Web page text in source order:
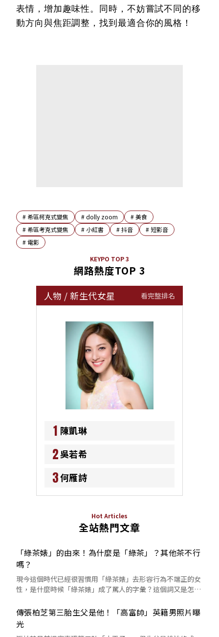
表情，增加趣味性。同時，不妨嘗試不同的移
動方向與焦距調整，找到最適合你的風格！
# 希區柯克式變焦 #dolly zoom #美食
# 希區考克式變焦 # 小紅書 #抖音 # 短影音
# 電影
KEYPO TOP 3
網路熱度TOP 3
人物 /新生代女星 看完整排名
1 陳凱琳
2吳若希
3何雁詩
Hot Articles
全站熱門文章
「綠茶婊」的由來！為什麼是「綠茶」？其他茶不行
嗎？
現今這個時代已經很習慣用「綠茶婊」去形容行為不端正的女
性，是什麼時候「綠茶婊」成了罵人的字彙？這個詞又是怎麼
傳張柏芝第三胎生父是他！「高富帥」英籍男照片曝
光